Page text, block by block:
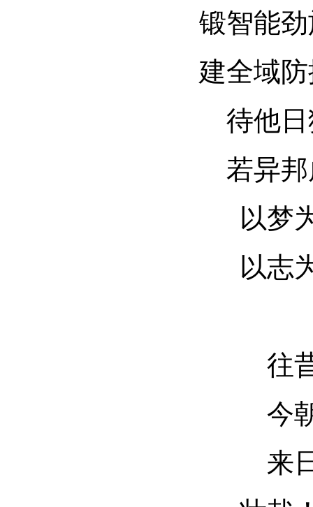
锻智能
建全域
待他
若异
以梦
以志
往
今
来